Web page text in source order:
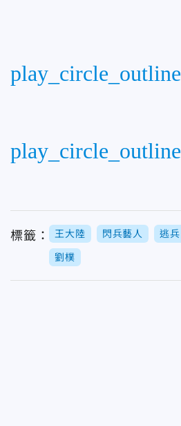
play_circle_outline
play_circle_outline
標籤： 王大陸 閃兵藝人 逃兵
劉樸